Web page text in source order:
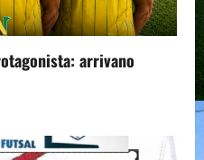
arrivano